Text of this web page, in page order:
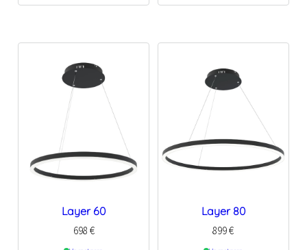
Layer 60
698 €
Layer 80
899€